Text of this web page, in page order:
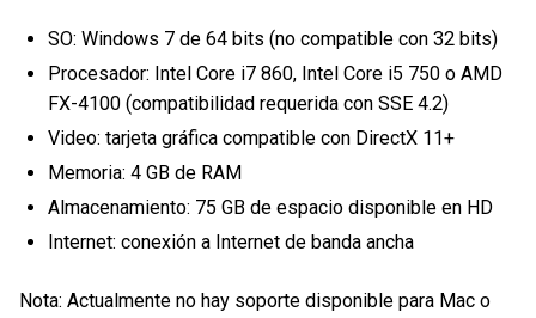
SO: Windows 7 de 64 bits (no compatible con 32 bits)
Procesador: Intel Core i7 860, Intel Core i5 750 o AMD
FX-4100 (compatibilidad requerida con SSE 4.2)
Video: tarjeta gráfica compatible con DirectX 11+
Memoria: 4 GB de RAM
Almacenamiento: 75 GB de espacio disponible en HD
Internet: conexión a Internet de banda ancha
Nota: Actualmente no hay soporte disponible para Mac o